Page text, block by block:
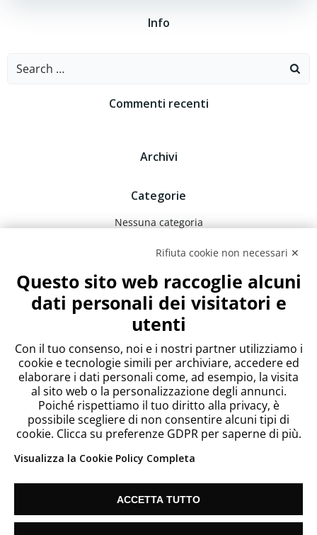
Info
Search
Commenti recenti
Archivi
Categorie
Nessuna categoria
Meta
Accedi
Feed dei contenuti
Feed dei commenti
WordPress.org
Since 2018 Telecontact List S.L. Vat: ES B67186635 |
Rifiuta cookie non necessari ✕
Questo sito web raccoglie alcuni
dati personali dei visitatori e
utenti
Con il tuo consenso, noi e i nostri partner utilizziamo i
cookie e tecnologie simili per archiviare, accedere ed
elaborare i dati personali come, ad esempio, la visita
al sito web o la personalizzazione degli annunci.
Poiché rispettiamo il tuo diritto alla privacy, è
possibile scegliere di non consentire alcuni tipi di
cookie. Clicca su preferenze GDPR per saperne di più.
Visualizza la Cookie Policy Completa
ACCETTA TUTTO